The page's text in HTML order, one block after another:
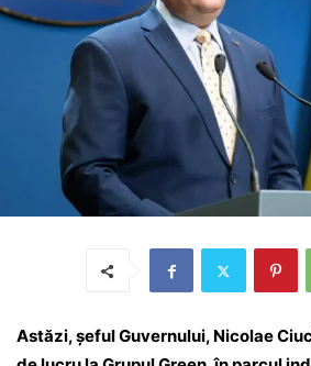
Astăzi, șeful Guvernului, Nicolae